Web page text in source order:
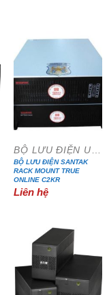
BỘ LƯU ĐIỆN UPS
BỘ LƯU ĐIỆN SANTAK
RACK MOUNT TRUE
ONLINE C2KR
Liên hệ